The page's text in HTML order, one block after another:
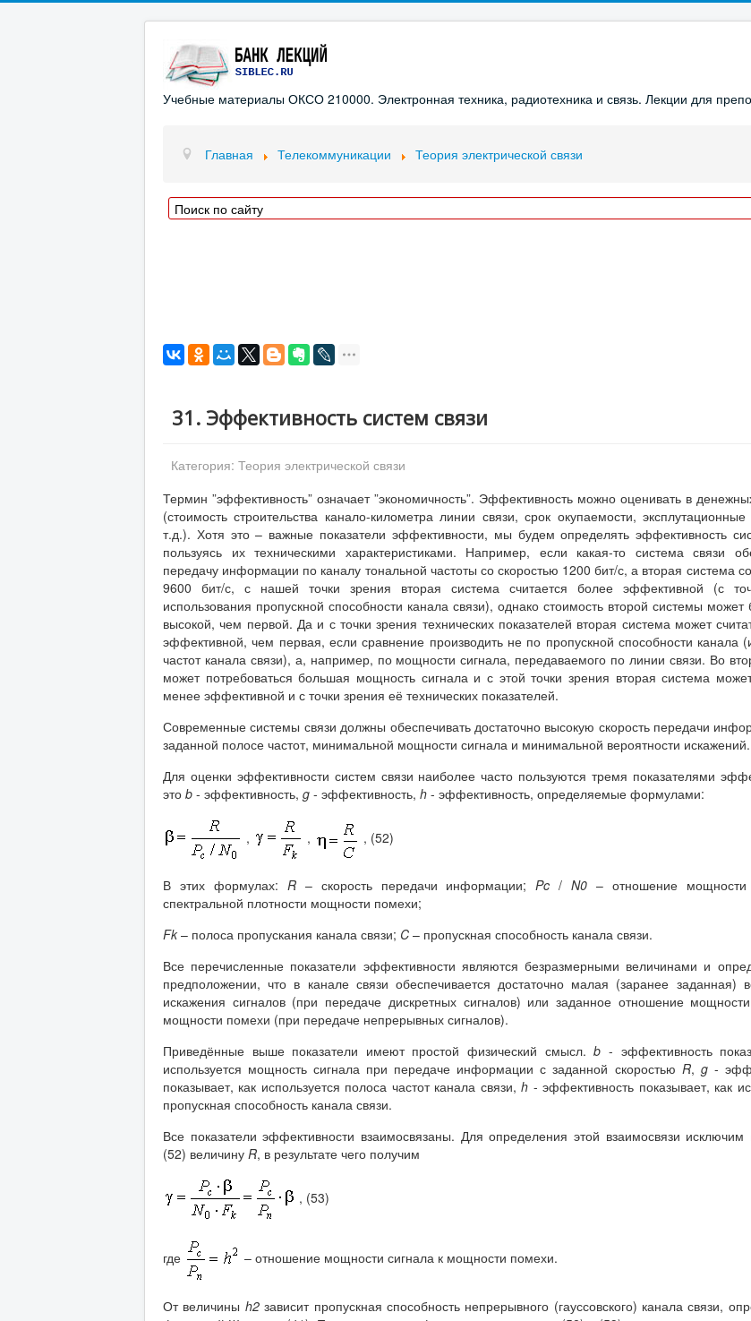
Учебные материалы ОКСО 210000. Электронная техника, радиотехника и связь. Лекции для
Главная Телекоммуникации Теория электрической связи
31. Эффективность систем связи
Категория: Теория электрической связи
Термин ”эффективность” означает ”экономичность”. Эффективность можно оценивать в
(стоимость строительства канало-километра линии связи, срок окупаемости,
т.д.). Хотя это – важные показатели эффективности, мы будем определять эффективность
пользуясь их техническими характеристиками. Например, если какая-то система связи
передачу информации по каналу тональной частоты со скоростью 1200 бит/с, а вторая система
9600 бит/с, с нашей точки зрения вторая система считается более эффективной (с
использования пропускной способности канала связи), однако стоимость второй системы может
высокой, чем первой. Да и с точки зрения технических показателей вторая система может
эффективной, чем первая, если сравнение производить не по пропускной способности канала
частот канала связи), а, например, по мощности сигнала, передаваемого по линии связи. Во
может потребоваться большая мощность сигнала и с этой точки зрения вторая система
менее эффективной и с точки зрения её технических показателей.
Современные системы связи должны обеспечивать достаточно высокую скорость передачи
заданной полосе частот, минимальной мощности сигнала и минимальной вероятности искажений.
Для оценки эффективности систем связи наиболее часто пользуются тремя показателями
это b - эффективность, g - эффективность, h - эффективность, определяемые формулами:
, , , (52)
В этих формулах: R– скорость передачи информации;Pc/N0 – отношение мощности
спектральной плотности мощности помехи;
Fk – полоса пропускания канала связи; C – пропускная способность канала связи.
Все перечисленные показатели эффективности являются безразмерными величинами и
предположении, что в канале связи обеспечивается достаточно малая (заранее заданная)
искажения сигналов (при передаче дискретных сигналов) или заданное отношение
мощности помехи (при передаче непрерывных сигналов).
Приведённые выше показатели имеют простой физический смысл.b - эффективность
используется мощность сигнала при передаче информации с заданной скоростью R, g-
показывает, как используется полоса частот канала связи,h - эффективность показывает, как
пропускная способность канала связи.
Все показатели эффективности взаимосвязаны. Для определения этой взаимосвязи
(52) величину R, в результате чего получим
, (53)
где – отношение мощности сигнала к мощности помехи.
От величины h2зависит пропускная способность непрерывного (гауссовского) канала связи,